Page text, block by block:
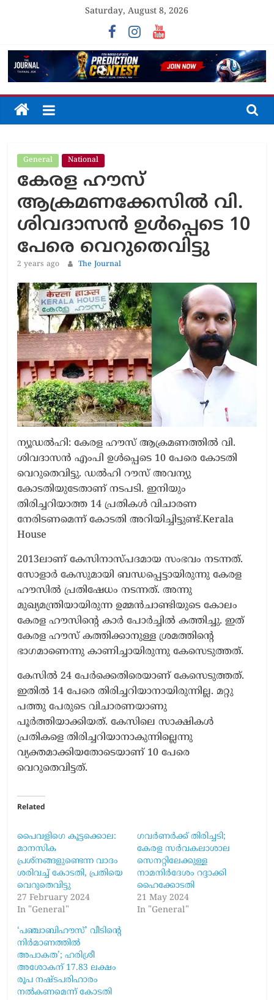
Saturday, August 8, 2026
The
Unfolding
The
General National
കേരള ഹൗസ്
ആക്രമണക്കേസിൽ വി.
ശിവദാസൻ ഉൾപ്പെടെ 10
പേരെ വെറുതെവിട്ടു
2 years ago The Journal
ന്യൂഡൽഹി: കേരള ഹൗസ് ആക്രമണത്തിൽ വി.
ശിവദാസൻ എംപി ഉൾപ്പെടെ 10 പേരെ കോടതി
വെറുതെവിട്ടു. ഡൽഹി റൗസ് അവന്യു
കോടതിയുടേതാണ് നടപടി. ഇനിയും
തിരിച്ചറിയാത്ത 14 പ്രതികൾ വിചാരണ
നേരിടണമെന്ന് കോടതി അറിയിച്ചിട്ടുണ്ട്.Kerala
House
2013ലാണ് കേസിനാസ്പദമായ സംഭവം നടന്നത്.
സോളാർ കേസുമായി ബന്ധപ്പെട്ടായിരുന്നു കേരള
ഹൗസിൽ പ്രതിഷേധം നടന്നത്. അന്നു
മുഖ്യമന്ത്രിയായിരുന്ന ഉമ്മൻചാണ്ടിയുടെ കോലം
കേരള ഹൗസിന്റെ കാർ പോർച്ചിൽ കത്തിച്ചു. ഇത്
കേരള ഹൗസ് കത്തിക്കാനുള്ള ശ്രമത്തിന്റെ
ഭാഗമാണെന്നു കാണിച്ചായിരുന്നു കേസെടുത്തത്.
കേസിൽ 24 പേർക്കെതിരെയാണ് കേസെടുത്തത്.
ഇതിൽ 14 പേരെ തിരിച്ചറിയാനായിരുന്നില്ല. മറ്റു
പത്തു പേരുടെ വിചാരണയാണു
പൂർത്തിയാക്കിയത്. കേസിലെ സാക്ഷികൾ
പ്രതികളെ തിരിച്ചറിയാനാകുന്നില്ലെന്നു
വ്യക്തമാക്കിയതോടെയാണ് 10 പേരെ
വെറുതെവിട്ടത്.
Related
പൈവളിഗെ കൂട്ടക്കൊല:
മാനസിക
പ്രശ്നങ്ങളുണ്ടെന്ന വാദം
ശരിവച്ച് കോടതി, പ്രതിയെ
വെറുതെവിട്ടു
27 February 2024
In "General"
ഗവർണർക്ക് തിരിച്ചടി;
കേരള സർവകലാശാല
സെനറ്റിലേക്കുള്ള
നാമനിർദേശം റദ്ദാക്കി
ഹൈക്കോടതി
21 May 2024
In "General"
‘പഞ്ചാബിഹൗസ്’ വീടിന്‍റെ
നിര്‍മാണത്തില്‍
അപാകത’; ഹരിശ്രീ
അശോകന് 17.83 ലക്ഷം
രൂപ നഷ്ടപരിഹാരം
നൽകണമെന്ന് കോടതി